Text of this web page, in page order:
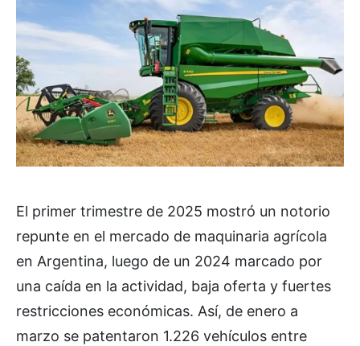
El primer trimestre de 2025 mostró un notorio
repunte en el mercado de maquinaria agrícola
en Argentina, luego de un 2024 marcado por
una caída en la actividad, baja oferta y fuertes
restricciones económicas. Así, de enero a
marzo se patentaron 1.226 vehículos entre